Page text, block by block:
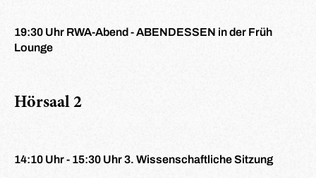
19:30 Uhr RWA-Abend - ABENDESSEN in der Früh
Lounge
Hörsaal 2
14:10 Uhr - 15:30 Uhr 3. Wissenschaftliche Sitzung